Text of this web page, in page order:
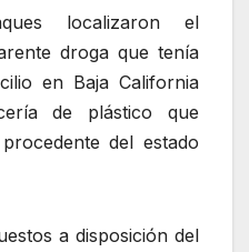
localizaron el
droga que tenía
en Baja California
de plástico que
del estado
a disposición del